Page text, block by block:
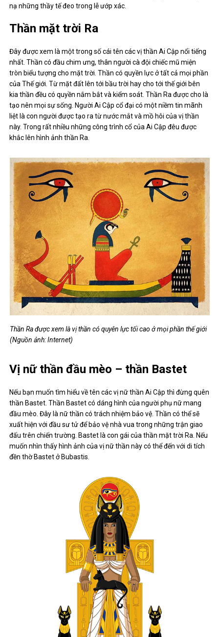
nạ những thầy tế đeo trong lễ ướp xác.
Thần mặt trời Ra
Đây được xem là một trong số cái tên các vị thần Ai Cập nổi tiếng
nhất. Thần có đầu chim ưng, thân người cà đội chiếc mũ miện
tròn biểu tượng cho mặt trời. Thần có quyền lực ở tất cả mọi phần
của Thế giới. Từ mặt đất lên tới bầu trời hay cho tới thế giới bên
kia thần đều có quyền nắm bắt và kiểm soát. Thần Ra được cho là
tạo nên mọi sự sống. Người Ai Cập cổ đại có một niềm tin mãnh
liệt là con người được tạo ra từ nước mắt và mồ hôi của vị thần
này. Trong rất nhiều những công trình cổ của Ai Cập đêu được
khắc lên hình ảnh thần Ra.
Thần Ra được xem là vị thần có quyên lực tối cao ở mọi phần thế giới
(Nguồn ảnh: Internet)
Vị nữ thần đầu mèo – thần Bastet
Nếu bạn muốn tìm hiểu về tên các vị nữ thần Ai Cập thì đừng quên
thần Bastet. Thần Bastet có dáng hình của người phụ nữ mang
đầu mèo. Đây là nữ thần có trách nhiệm bảo vệ. Thần có thể sẽ
xuất hiện với đầu sư tử để bảo vệ nhà vua trong những trận giao
đấu trên chiến trường. Bastet là con gái của thần mặt trời Ra. Nếu
muốn nhìn thấy hình ảnh của vị nữ thần này có thể đến với di tích
đền thờ Bastet ở Bubastis.